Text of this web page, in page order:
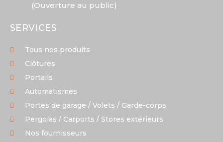
(Ouverture au public)
SERVICES
Tous nos produits
Clôtures
Portails
Automatismes
Portes de garage / Volets / Garde-corps
Pergolas / Carports / Stores extérieurs
Nos fournisseurs